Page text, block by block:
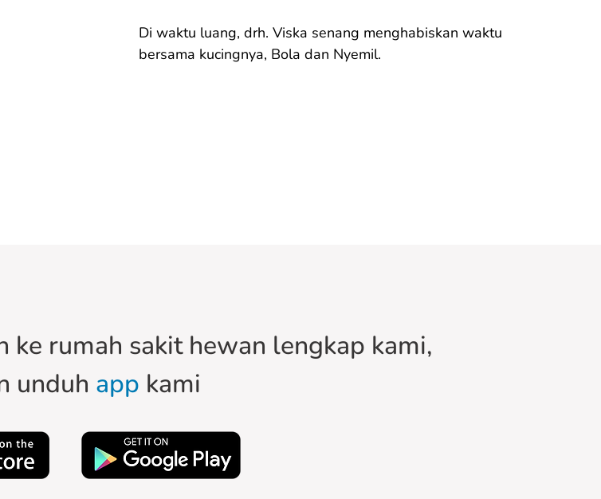
Di waktu luang, drh. Viska senang menghabiskan waktu
bersama kucingnya, Bola dan Nyemil.
ke rumah sakit hewan lengkap kami,
unduh app kami